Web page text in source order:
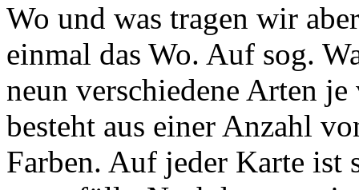
Wo und was tragen wir
einmal das Wo. Auf sog.
neun verschiedene Arten
besteht aus einer Anzahl
Farben. Auf jeder Karte ist